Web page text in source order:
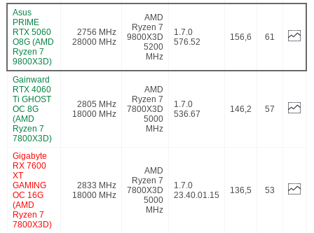
Asus
PRIME
RTX 5060
O8G (AMD
Ryzen 7
9800X3D)
2756 MHz
28000 MHz
AMD
Ryzen 7
9800X3D
5200
MHz
1.7.0
576.52
156,6 61
Gainward
RTX 4060
Ti GHOST
OC 8G
(AMD
Ryzen 7
7800X3D)
2805 MHz
18000 MHz
AMD
Ryzen 7
7800X3D
5000
MHz
1.7.0
536.67
146,2 57
Gigabyte
RX 7600
XT
GAMING
OC 16G
(AMD
Ryzen 7
7800X3D)
2833 MHz
18000 MHz
AMD
Ryzen 7
7800X3D
5000
MHz
1.7.0
23.40.01.15
136,5 53